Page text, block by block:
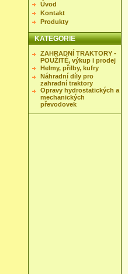
Úvod
Kontakt
Produkty
KATEGORIE
ZAHRADNÍ TRAKTORY -
POUŽITÉ, výkup i prodej
Helmy, přilby, kufry
Náhradní díly pro
zahradní traktory
Opravy hydrostatických a
mechanických
převodovek